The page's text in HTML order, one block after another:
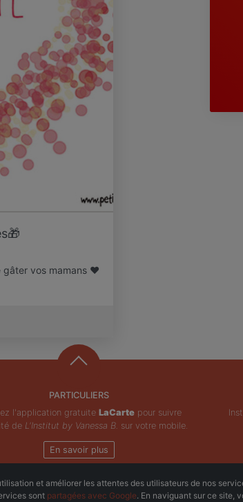
gâter vos mamans ❤️
PARTICULIERS
l'application gratuite LaCartepour suivre
de L'Institut by Vanessa B. sur votre mobile.
En savoir plus
© ZeMAP 2026 - Tous droits réservés.
et améliorer les attentes des utilisateurs de nos
sont partagées avec Google. En naviguant sur ce site,